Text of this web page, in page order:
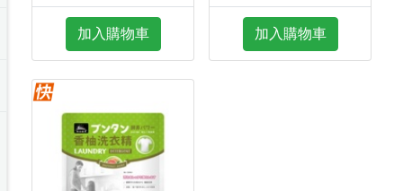
加入購物車 加入購物車